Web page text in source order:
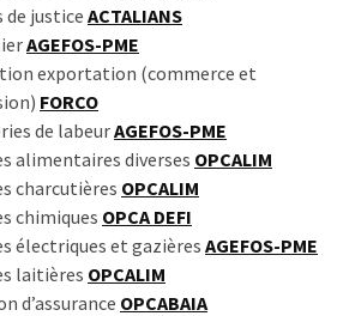
de justice ACTALIANS
AGEFOS-PME
exportation (commerce et
FORCO
de labeurAGEFOS-PME
alimentaires diverses OPCALIM
charcutières OPCALIM
chimiques OPCA DEFI
électriques et gazières AGEFOS-PME
laitières OPCALIM
d’assurance OPCABAIA